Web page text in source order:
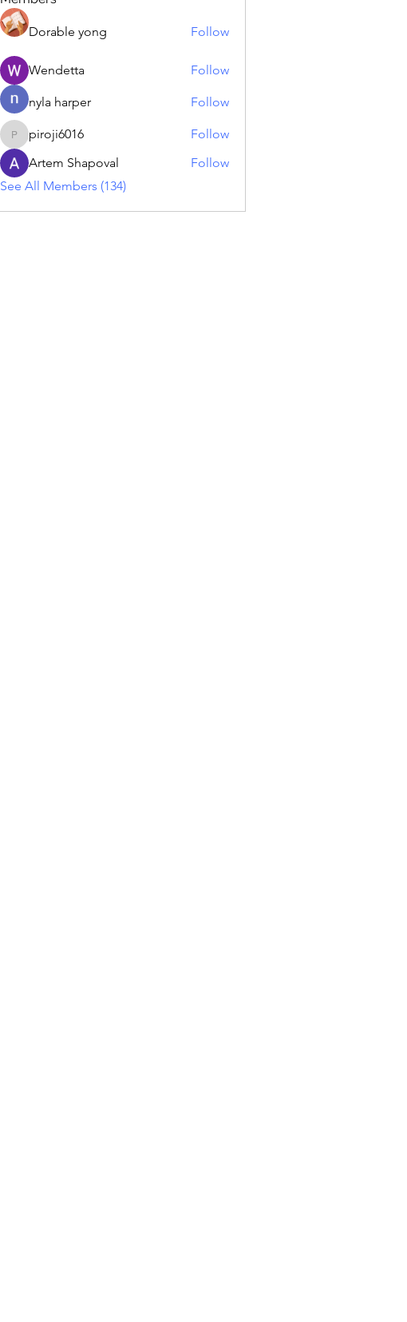
Dorable yong Follow
Wendetta Follow
nyla harper Follow
piroji6016
piroji6016
Follow
Artem Shapoval
Follow
See All Members (134)